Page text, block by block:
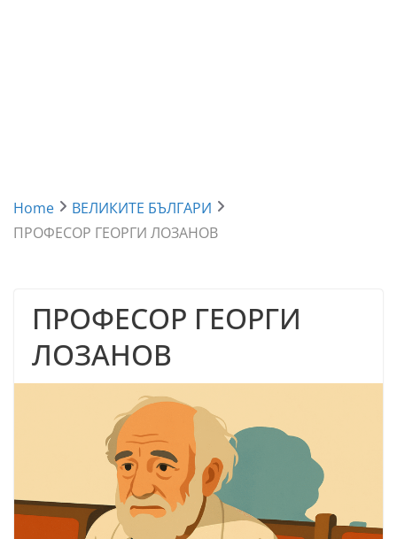
Home
ВЕЛИКИТЕ БЪЛГАРИ
ПРОФЕСОР ГЕОРГИ ЛОЗАНОВ
ПРОФЕСОР ГЕОРГИ
ЛОЗАНОВ